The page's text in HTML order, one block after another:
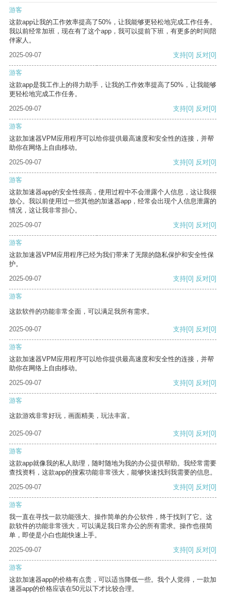
游客
这款app让我的工作效率提高了50%，让我能够更轻松地完成工作任务。
我以前经常加班，现在有了这个app，我可以提前下班，有更多的时间陪
伴家人。
2025-09-07
支持[0] 反对[0]
游客
这款app是我工作上的得力助手，让我的工作效率提高了50%，让我能够
更轻松地完成工作任务。
2025-09-07
支持[0] 反对[0]
游客
这款加速器VPM应用程序可以给你提供最高速度和安全性的连接，并帮
助你在网络上自由移动。
2025-09-07
支持[0] 反对[0]
游客
这款加速器app的安全性很高，使用过程中不会泄露个人信息，这让我很
放心。我以前使用过一些其他的加速器app，经常会出现个人信息泄露的
情况，这让我非常担心。
2025-09-07
支持[0] 反对[0]
游客
这款加速器VPM应用程序已经为我们带来了无限的隐私保护和安全性保
护。
2025-09-07
支持[0] 反对[0]
游客
这款软件的功能非常全面，可以满足我所有需求。
2025-09-07 支持[0] 反对[0]
游客
这款加速器VPM应用程序可以给你提供最高速度和安全性的连接，并帮
助你在网络上自由移动。
2025-09-07
支持[0] 反对[0]
游客
这款游戏非常好玩，画面精美，玩法丰富。
2025-09-07 支持[0] 反对[0]
游客
这款app就像我的私人助理，随时随地为我的办公提供帮助。我经常需要
查找资料，这款app的搜索功能非常强大，能够快速找到我需要的信息。
2025-09-07
支持[0] 反对[0]
游客
我一直在寻找一款功能强大、操作简单的办公软件，终于找到了它。这
款软件的功能非常强大，可以满足我日常办公的所有需求。操作也很简
单，即使是小白也能快速上手。
2025-09-07
支持[0] 反对[0]
游客
这款加速器app的价格有点贵，可以适当降低一些。我个人觉得，一款加
速器app的价格应该在50元以下才比较合理。